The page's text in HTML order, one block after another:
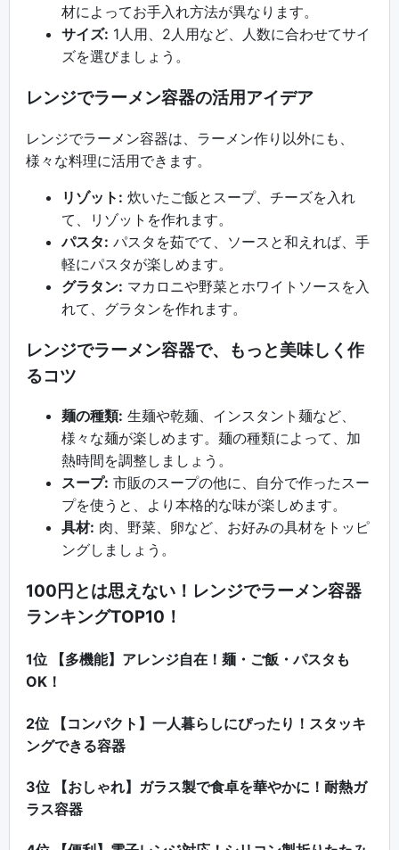
材によってお手入れ方法が異なります。
サイズ: 1人用、2人用など、人数に合わせてサイ
ズを選びましょう。
レンジでラーメン容器の活用アイデア
レンジでラーメン容器は、ラーメン作り以外にも、
様々な料理に活用できます。
リゾット: 炊いたご飯とスープ、チーズを入れ
て、リゾットを作れます。
パスタ: パスタを茹でて、ソースと和えれば、手
軽にパスタが楽しめます。
グラタン: マカロニや野菜とホワイトソースを入
れて、グラタンを作れます。
レンジでラーメン容器で、もっと美味しく作
るコツ
麺の種類: 生麺や乾麺、インスタント麺など、
様々な麺が楽しめます。麺の種類によって、加
熱時間を調整しましょう。
スープ: 市販のスープの他に、自分で作ったスー
プを使うと、より本格的な味が楽しめます。
具材: 肉、野菜、卵など、お好みの具材をトッピ
ングしましょう。
100円とは思えない！レンジでラーメン容器
ランキングTOP10！
1位 【多機能】アレンジ自在！麺・ご飯・パスタも
OK！
2位 【コンパクト】一人暮らしにぴったり！スタッキ
ングできる容器
3位 【おしゃれ】ガラス製で食卓を華やかに！耐熱ガ
ラス容器